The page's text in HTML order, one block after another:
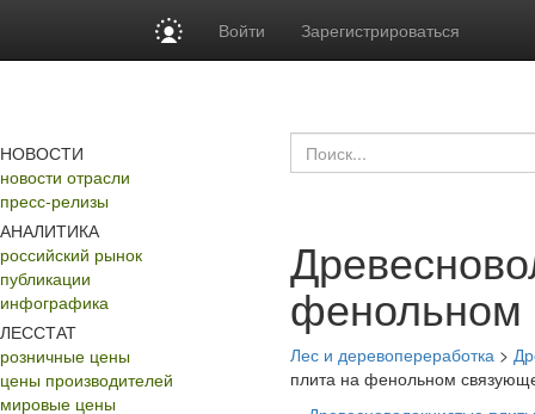
Войти Зарегистрироваться
НОВОСТИ
новости отрасли
пресс-релизы
АНАЛИТИКА
российский рынок
публикации
инфографика
ЛЕССТАТ
розничные цены
цены производителей
мировые цены
Лес и деревопереработка >
плита на фенольном